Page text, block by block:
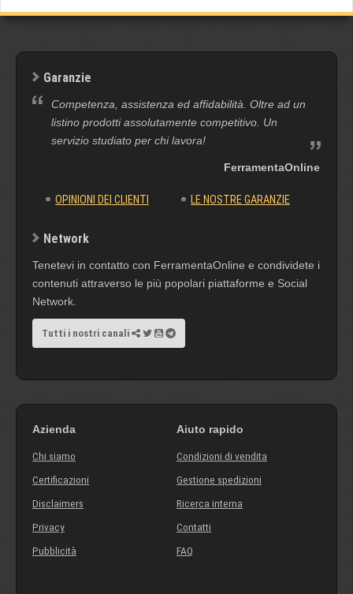
Garanzie
Competenza, assistenza ed affidabilità. Oltre ad un
listino prodotti assolutamente competitivo. Un
servizio studiato per chi lavora!
FerramentaOnline
OPINIONI DEI CLIENTI LE NOSTRE GARANZIE
Network
Tenetevi in contatto con FerramentaOnline e condividete i
contenuti attraverso le più popolari piattaforme e Social
Network.
Tutti i nostri canali
Azienda
Chi siamo
Certificazioni
Disclaimers
Privacy
Pubblicità
Aiuto rapido
Condizioni di vendita
Gestione spedizioni
Ricerca interna
Contatti
FAQ